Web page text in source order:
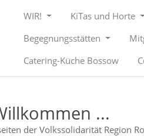
WIR!
KiTas und Horte
Begegnungsstätten
Catering-Küche Bossow
...
der Volkssolidarität Region